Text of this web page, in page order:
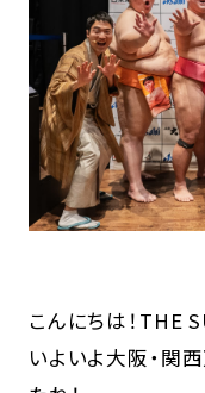
こんにちは！THE
いよいよ大阪・関